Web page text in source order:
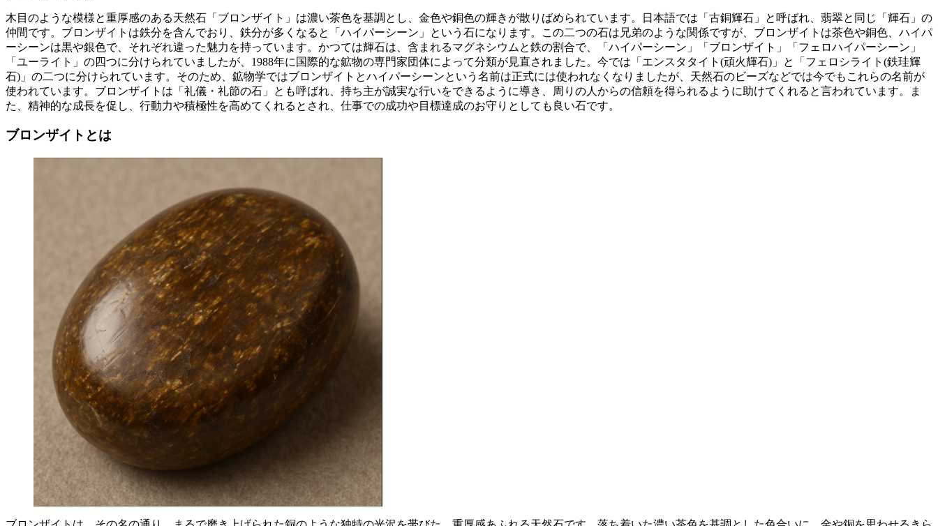
木目のような模様と重厚感のある天然石「ブロンザイト」は濃い茶色を基調とし、金色や銅色の輝きが散りばめられています。日本語では「古銅輝石」と呼ばれ、翡翠と同じ「輝石」の
仲間です。ブロンザイトは鉄分を含んでおり、鉄分が多くなると「ハイパーシーン」という石になります。この二つの石は兄弟のような関係ですが、ブロンザイトは茶色や銅色、ハイパ
ーシーンは黒や銀色で、それぞれ違った魅力を持っています。かつては輝石は、含まれるマグネシウムと鉄の割合で、「ハイパーシーン」「ブロンザイト」「フェロハイパーシーン」
「ユーライト」の四つに分けられていましたが、1988年に国際的な鉱物の専門家団体によって分類が見直されました。今では「エンスタタイト(頑火輝石)」と「フェロシライト(鉄珪輝
石)」の二つに分けられています。そのため、鉱物学ではブロンザイトとハイパーシーンという名前は正式には使われなくなりましたが、天然石のビーズなどでは今でもこれらの名前が
使われています。ブロンザイトは「礼儀・礼節の石」とも呼ばれ、持ち主が誠実な行いをできるように導き、周りの人からの信頼を得られるように助けてくれると言われています。ま
た、精神的な成長を促し、行動力や積極性を高めてくれるとされ、仕事での成功や目標達成のお守りとしても良い石です。
ブロンザイトとは